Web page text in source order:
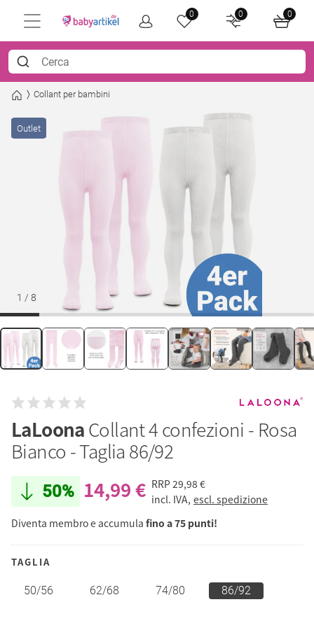
0 0 0
Collant per bambini
1 / 8
Outlet
LaLoonaCollant 4 confezioni - Rosa
Bianco - Taglia 86/92
50% 14,99 € RRP29,98 €
incl. IVA, escl. spedizione
Diventa membro e accumula fino a 75 punti!
TAGLIA
50/56 62/68 74/80 86/92